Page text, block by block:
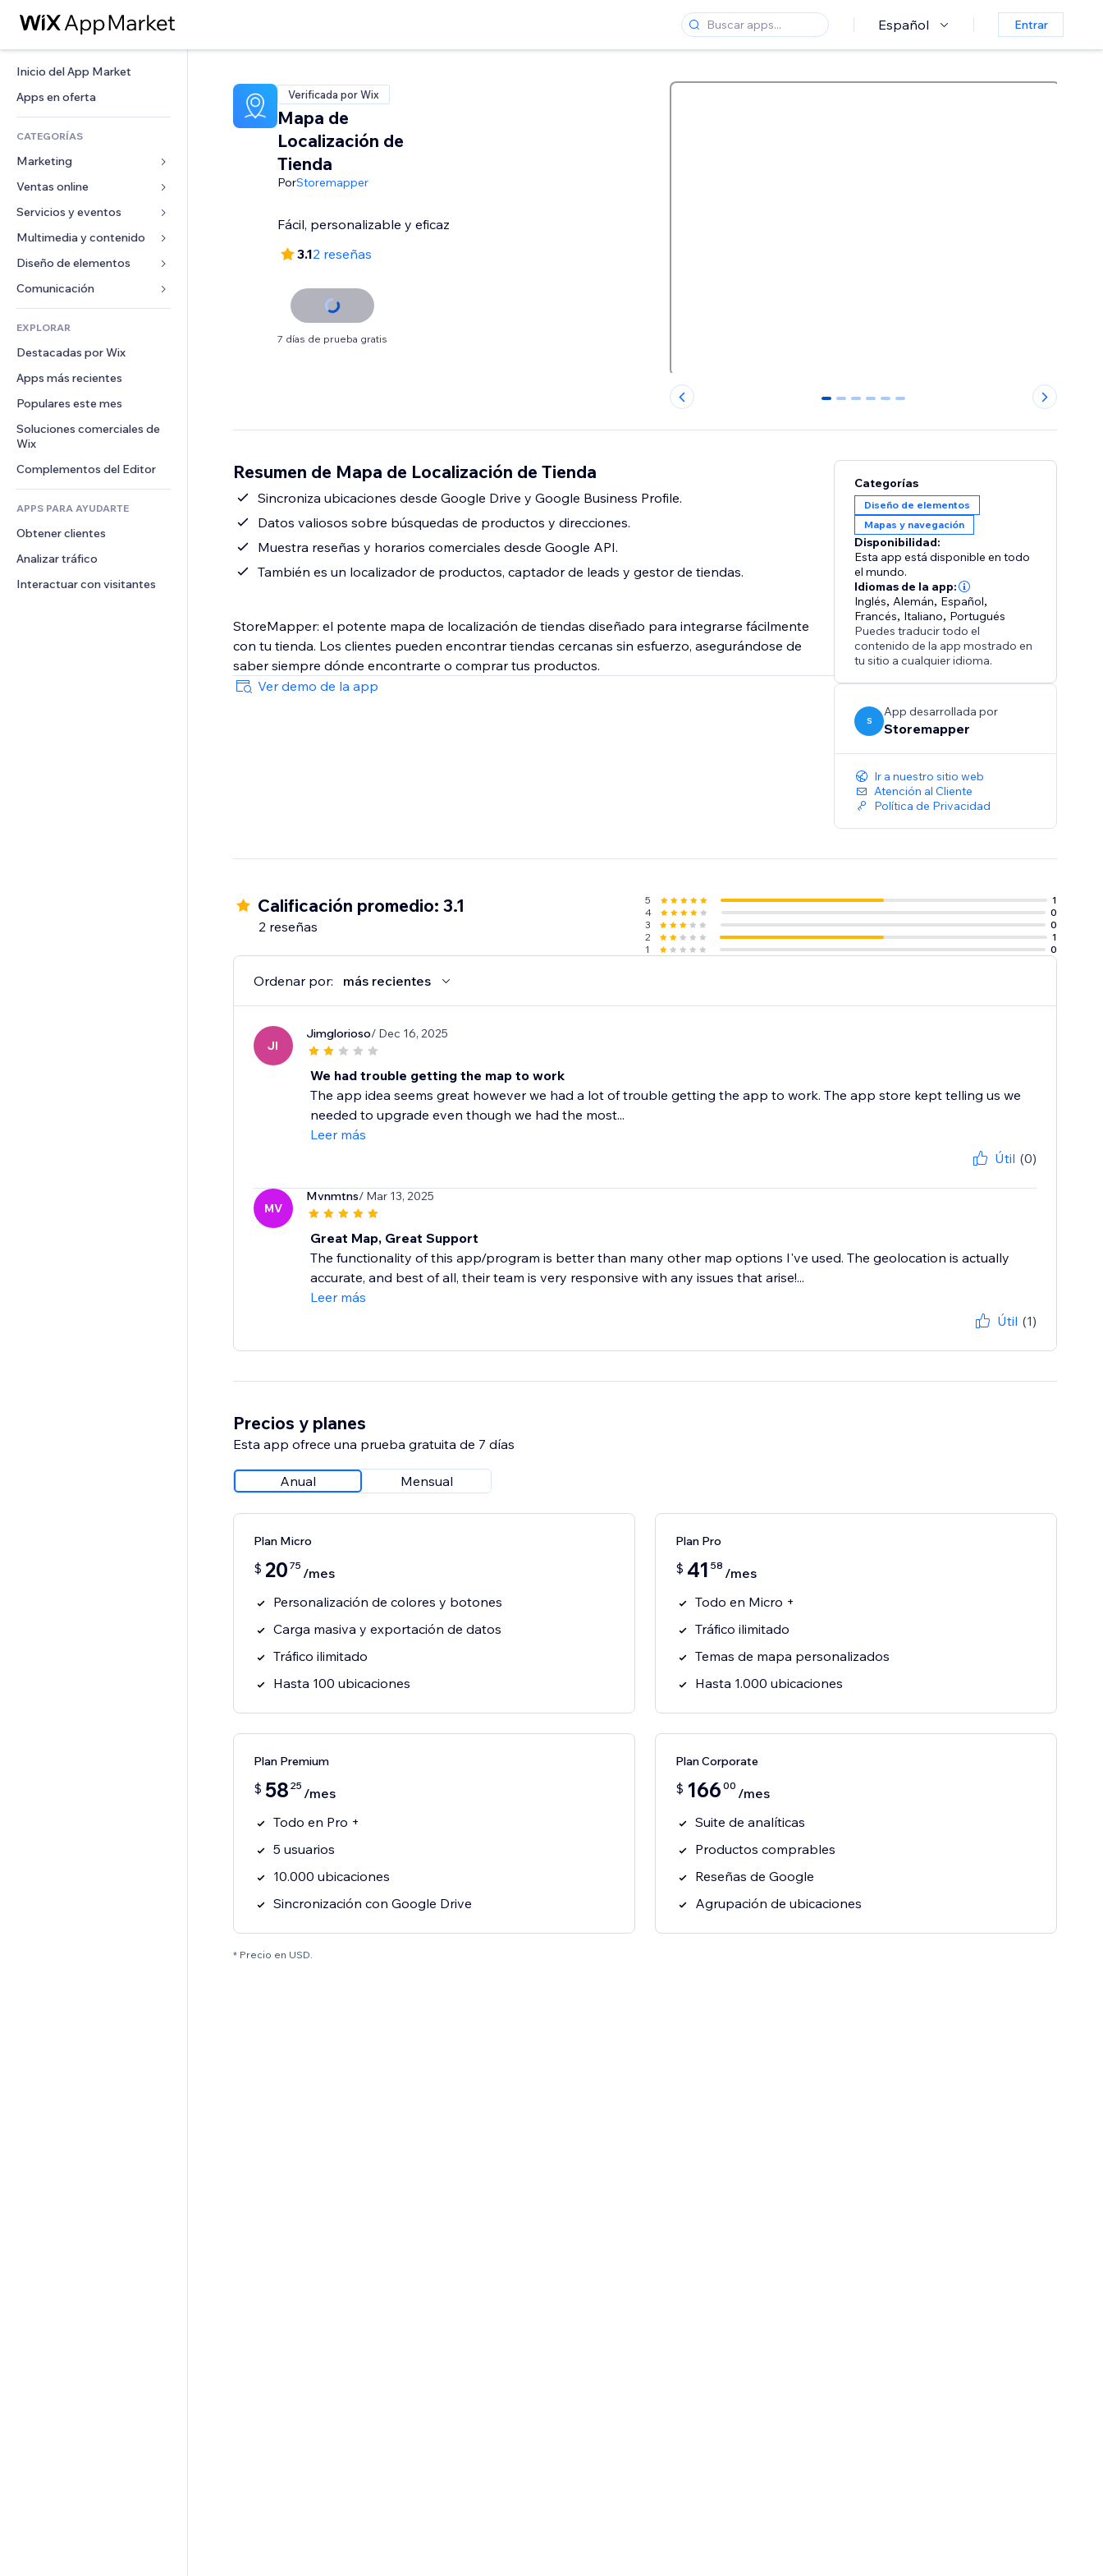
Español Entrar
Inicio del App Market
Apps en oferta
CATEGORÍAS
Marketing
Anuncios
Móvil
Analíticas
Anuncios del sitio
Email
Ventas online
Apps para tiendas
Envíos y entregas
Botones de venta
Contabilidad
Cupones y fidelización
Almacenamiento de mercancía
Crowdfunding
Alimentos y bebidas
Servicios y eventos
Hoteles
Eventos
Restaurantes
Inmobiliarias
Reservas
Multimedia y contenido
Galerías
Música
Pódcast
Fotografía
Video
PDF
Compartir archivos
Noticias
Servicios de contenido
Efectos de texto
Diseño de elementos
Mapas y navegación
Privacidad y seguridad
Reloj
Plantillas para páginas
Efectos de imágenes
Botones y menús
Banners e insignias
Calculadoras
Buscar
Formularios
Encuestas
Chat
Comentarios
Teléfono
Comunidad
Reseñas y testimonios
EXPLORAR
Destacadas por Wix
Apps más recientes
Populares este mes
Soluciones comerciales de
Wix
Complementos del Editor
APPS PARA AYUDARTE
Obtener clientes
Analizar tráfico
Interactuar con visitantes
Verificada por Wix
Mapa de
Localización de
Tienda
PorStoremapper
3.12 reseñas
7 días de prueba gratis
0 1 2 3 4 5
Resumen de Mapa de Localización de Tienda
Sincroniza ubicaciones desde Google Drive y Google Business Profile.
Datos valiosos sobre búsquedas de productos y direcciones.
Muestra reseñas y horarios comerciales desde Google API.
También es un localizador de productos, captador de leads y gestor de tiendas.
StoreMapper: el potente mapa de localización de tiendas diseñado para integrarse fácilmente
con tu tienda. Los clientes pueden encontrar tiendas cercanas sin esfuerzo, asegurándose de
Ver demo de la app
Categorías
Diseño de elementos
Mapas y navegación
Disponibilidad:
Esta app está disponible en todo
el mundo.
Idiomas de la app:
Inglés, Alemán, Español,
Francés, Italiano, Portugués
Puedes traducir todo el
contenido de la app mostrado en
tu sitio a cualquier idioma.
S
App desarrollada por
Storemapper
Ir a nuestro sitio web
Atención al Cliente
Política de Privacidad
Calificación promedio: 3.1
2 reseñas
5
1
4
0
3
0
2
1
1
0
Ordenar por: más recientes
JI
Jimglorioso/ Dec 16, 2025
We had trouble getting the map to work
The app idea seems great however we had a lot of trouble getting the app to work. The app store kept telling us we
needed to upgrade even though we had the most...
Leer más
Útil (0)
MV
Mvnmtns/ Mar 13, 2025
Great Map, Great Support
The functionality of this app/program is better than many other map options I've used. The geolocation is actually
accurate, and best of all, their team is very responsive with any issues that arise!...
Leer más
Útil (1)
Precios y planes
Esta app ofrece una prueba gratuita de 7 días
Anual Mensual
Plan Micro
$ 20 75 /mes
Plan Pro
$ 41 58 /mes
Plan Premium
$ 58 25 /mes
Plan Corporate
$ 166 00 /mes
* Precio en USD.